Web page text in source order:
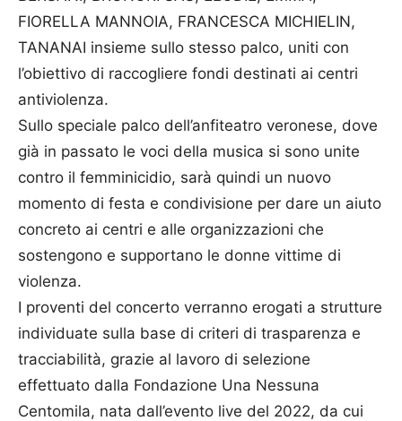
FIORELLA MANNOIA, FRANCESCA MICHIELIN,
TANANAI insieme sullo stesso palco, uniti con
l’obiettivo di raccogliere fondi destinati ai centri
antiviolenza.
Sullo speciale palco dell’anfiteatro veronese, dove
già in passato le voci della musica si sono unite
contro il femminicidio, sarà quindi un nuovo
momento di festa e condivisione per dare un aiuto
concreto ai centri e alle organizzazioni che
sostengono e supportano le donne vittime di
violenza.
I proventi del concerto verranno erogati a strutture
individuate sulla base di criteri di trasparenza e
tracciabilità, grazie al lavoro di selezione
effettuato dalla Fondazione Una Nessuna
Centomila, nata dall’evento live del 2022, da cui